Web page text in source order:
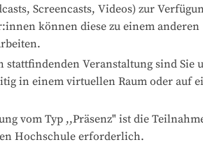
Screencasts, Videos) zur
können diese zu einem anderen
stattfindenden Veranstaltung sind Sie
in einem virtuellen Raum oder auf
vom Typ ,,Präsenz" ist die
Hochschule erforderlich.